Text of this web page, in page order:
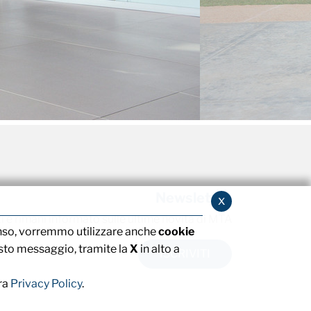
Newsletter
e rimani informato sulle ultime novità di MTA
ISCRIVITI
x
vorremmo utilizzare anchecookie
messaggio, tramite la X in alto a
Privacy Policy.